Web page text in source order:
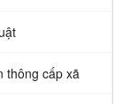
thông cấp xã